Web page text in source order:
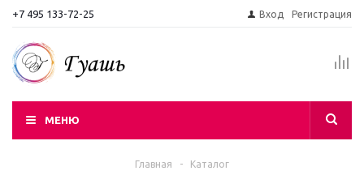
+7 495 133-72-25 Вход Регистрация
МЕНЮ
Главная - Каталог